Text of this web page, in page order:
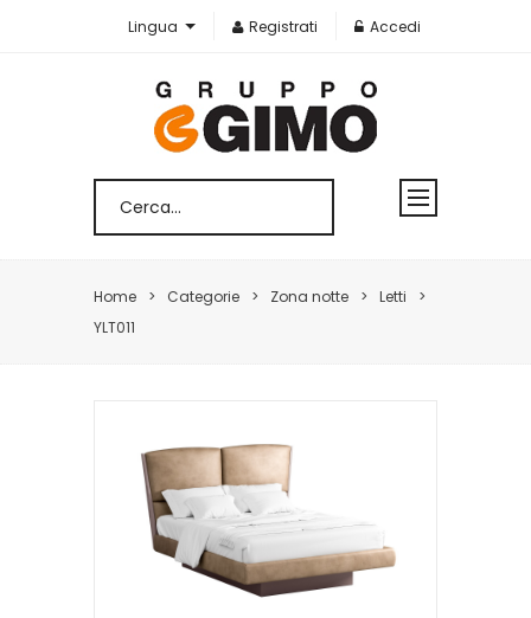
Lingua Registrati Accedi
Home Categorie Zona notte
Letti
YLT011